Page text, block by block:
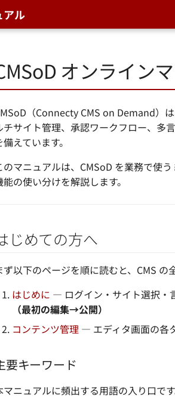
アル
オンライン
（Connecty CMS on Demand）
チサイト管理、承認ワークフロー、多
備えています。
のマニュアルは、CMSoD を業務で使う
能の使い分けを解説します。
じめての方へ
ず以下のページを順に読むと、CMS
はじめに — ログイン・サイト選択・
（最初の編集→公開）
コンテンツ管理 — エディタ画面の各
要キーワード
マニュアルに頻出する用語の入り口で